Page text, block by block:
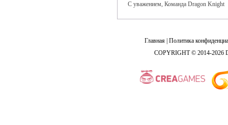
С уважением, Команда Dragon Knight
Главная Политика
COPYRIGHT © 2014-2026